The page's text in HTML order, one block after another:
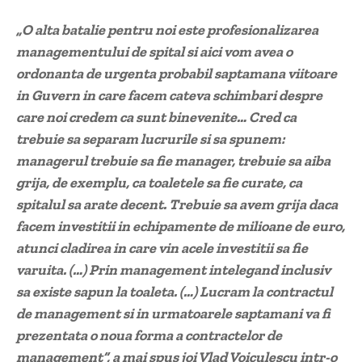
„O alta batalie pentru noi este profesionalizarea
managementului de spital si aici vom avea o
ordonanta de urgenta probabil saptamana viitoare
in Guvern in care facem cateva schimbari despre
care noi credem ca sunt binevenite… Cred ca
trebuie sa separam lucrurile si sa spunem:
managerul trebuie sa fie manager, trebuie sa aiba
grija, de exemplu, ca toaletele sa fie curate, ca
spitalul sa arate decent. Trebuie sa avem grija daca
facem investitii in echipamente de milioane de euro,
atunci cladirea in care vin acele investitii sa fie
varuita. (…) Prin management intelegand inclusiv
sa existe sapun la toaleta. (…) Lucram la contractul
de management si in urmatoarele saptamani va fi
prezentata o noua forma a contractelor de
management”, a mai spus joi Vlad Voiculescu intr-o